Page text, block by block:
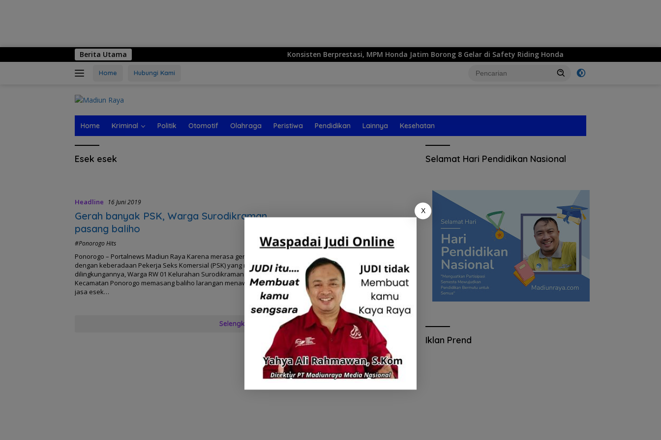
Berita Utama Konsisten Berprestasi, MPM Honda Jatim Borong 8 Gelar di Safety Riding Honda
Home Hubungi Kami
Home Kriminal Politik Otomotif Olahraga Peristiwa Pendidikan Lainnya Kesehatan
Esek esek
Headline 16 Juni 2019
Gerah banyak PSK, Warga Surodikraman
pasang baliho
#Ponorogo Hits
Ponorogo – Portalnews Madiun Raya Karena merasa gerah
dengan keberadaan Pekerja Seks Komersial (PSK) yang mangkal
dilingkungannya, Warga RW 01 Kelurahan Surodikraman
Kecamatan Ponorogo memasang baliho larangan menawarkan
jasa esek…
Selengkapnya
Selamat Hari Pendidikan Nasional
Iklan Prend
X